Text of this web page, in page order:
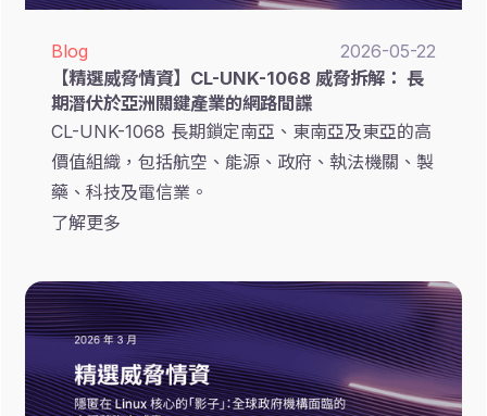
Blog
2026-05-22
【精選威脅情資】CL-UNK-1068 威脅拆解： 長
期潛伏於亞洲關鍵產業的網路間諜
CL-UNK-1068 長期鎖定南亞、東南亞及東亞的高
價值組織，包括航空、能源、政府、執法機關、製
藥、科技及電信業。
了解更多